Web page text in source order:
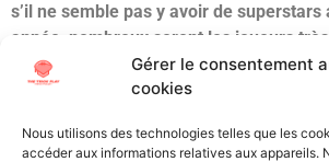
Gérer le consentement
cookies
Nous utilisons des technologies telles que les
accéder aux informations relatives aux appareils.
s’il ne semble pas y avoir de superstars
année, nombreux seront les joueurs
faire évoluer. Je vois un talent du
avec une belle prestation au Senior Bowl
bien se glisser plus tôt dans les boards.